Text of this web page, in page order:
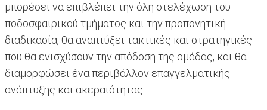
μπορέσει να επιβλέπει την όλη στελέχωση του
ποδοσφαιρικού τμήματος και την προπονητική
διαδικασία, θα αναπτύξει τακτικές και στρατηγικές
που θα ενισχύσουν την απόδοση της ομάδας, και θα
διαμορφώσει ένα περιβάλλον επαγγελματικής
ανάπτυξης και ακεραιότητας.